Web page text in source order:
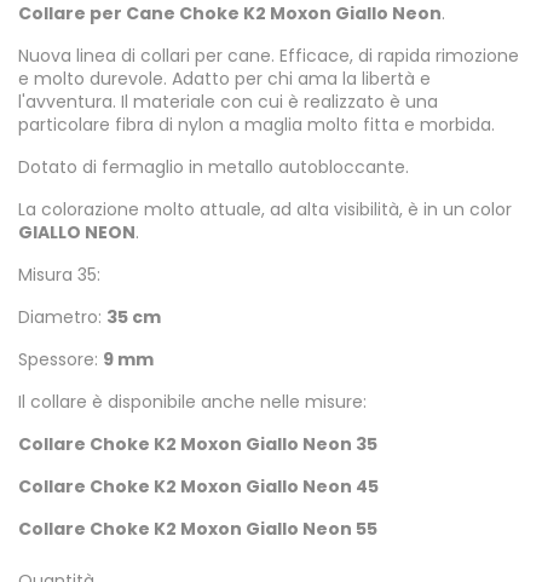
Collare per Cane Choke K2 Moxon Giallo Neon.
Nuova linea di collari per cane. Efficace, di rapida rimozione
e molto durevole. Adatto per chi ama la libertà e
l'avventura. Il materiale con cui è realizzato è una
particolare fibra di nylon a maglia molto fitta e morbida.
Dotato di fermaglio in metallo autobloccante.
La colorazione molto attuale, ad alta visibilità, è in un color
GIALLO NEON.
Misura 35:
Diametro: 35 cm
Spessore: 9 mm
Il collare è disponibile anche nelle misure:
Collare Choke K2 Moxon Giallo Neon 35
Collare Choke K2 Moxon Giallo Neon 45
Collare Choke K2 Moxon Giallo Neon 55